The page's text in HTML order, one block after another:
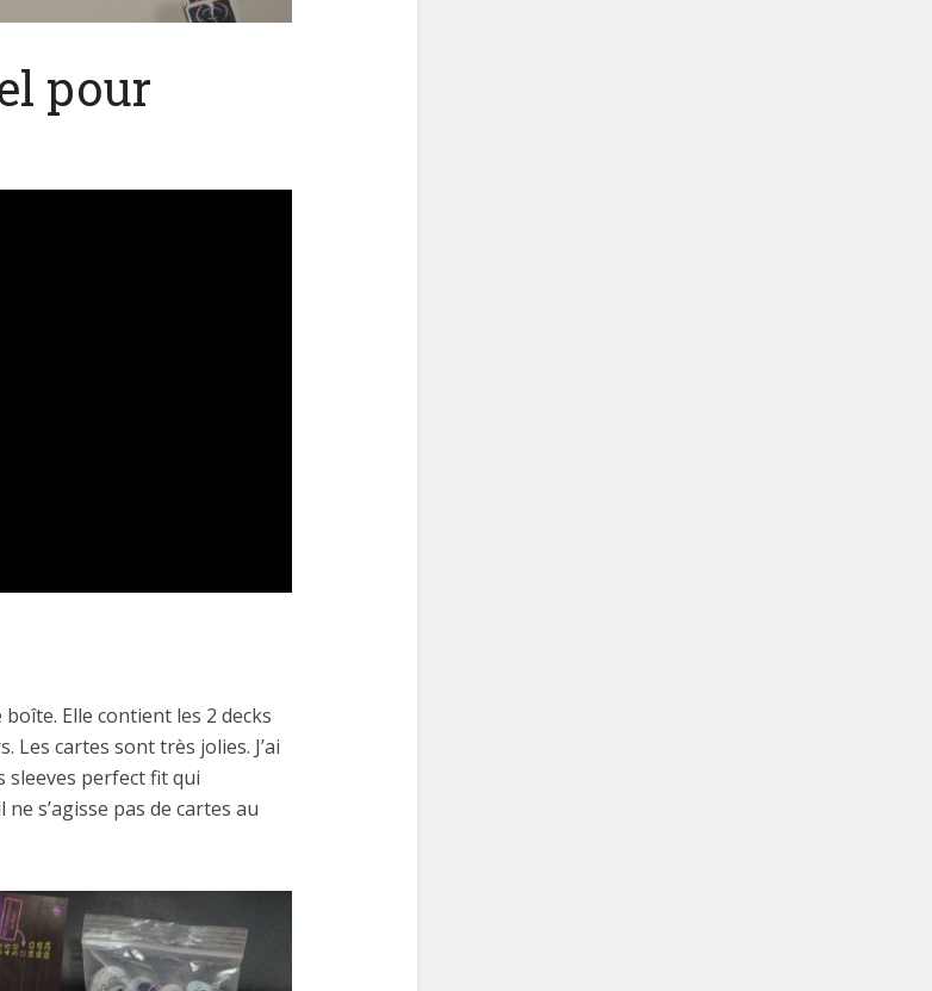
pour
Elle contient les 2 decks
Les cartes sont très jolies. J’ai
sleeves perfect fit qui
s’agisse pas de cartes au